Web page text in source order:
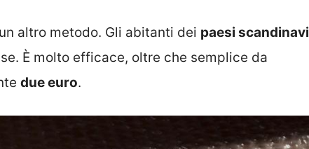
altro metodo. Gli abitanti dei paesi scandinavi
È molto efficace, oltre che semplice da
due euro.